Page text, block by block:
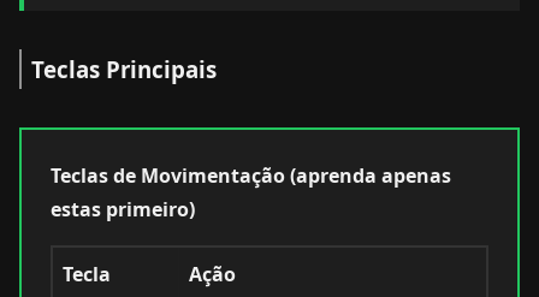
Teclas Principais
Teclas de Movimentação (aprenda apenas
estas primeiro)
Tecla Ação